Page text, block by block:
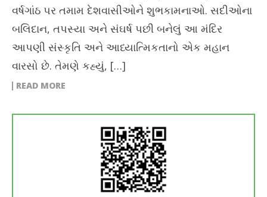
વર્ષગાંઠ પર તમામ દેશવાસીઓને શુભકામનાઓ. સદીઓના
બલિદાન, તપસ્યા અને સંઘર્ષ પછી બનેલું આ મંદિર
આપણી સંસ્કૃતિ અને આધ્યાત્મિકતાનો એક મહાન
વારસો છે. તેમણે કહ્યું, […]
READ MORE